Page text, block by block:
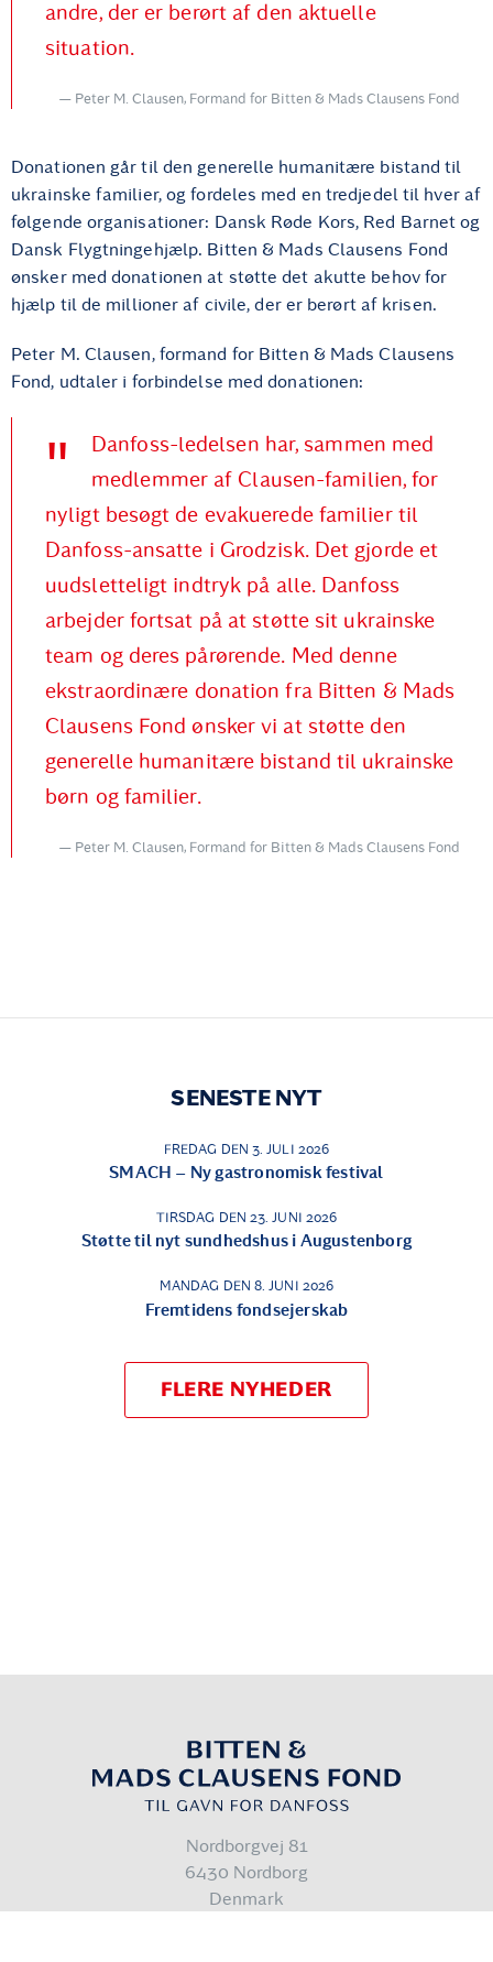
andre, der er berørt af den aktuelle
situation.
Peter M. Clausen, Formand for Bitten & Mads Clausens Fond
Donationen går til den generelle humanitære bistand til
ukrainske familier, og fordeles med en tredjedel til hver af
følgende organisationer: Dansk Røde Kors, Red Barnet og
Dansk Flygtningehjælp. Bitten & Mads Clausens Fond
ønsker med donationen at støtte det akutte behov for
hjælp til de millioner af civile, der er berørt af krisen.
Peter M. Clausen, formand for Bitten & Mads Clausens
Fond, udtaler i forbindelse med donationen:
Danfoss-ledelsen har, sammen med
medlemmer af Clausen-familien, for
nyligt besøgt de evakuerede familier til
Danfoss-ansatte i Grodzisk. Det gjorde et
uudsletteligt indtryk på alle. Danfoss
arbejder fortsat på at støtte sit ukrainske
team og deres pårørende. Med denne
ekstraordinære donation fra Bitten & Mads
Clausens Fond ønsker vi at støtte den
generelle humanitære bistand til ukrainske
børn og familier.
Peter M. Clausen, Formand for Bitten & Mads Clausens Fond
SENESTE NYT
FREDAG DEN 3. JULI 2026
SMACH – Ny gastronomisk festival
TIRSDAG DEN 23. JUNI 2026
Støtte til nyt sundhedshus i Augustenborg
MANDAG DEN 8. JUNI 2026
Fremtidens fondsejerskab
FLERE NYHEDER
Nordborgvej 81
6430 Nordborg
Denmark